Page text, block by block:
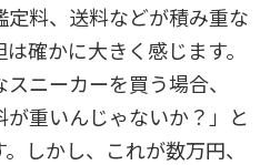
料、送料などが積み重な
確かに大きく感じます。
ニーカーを買う場合、
が重いんじゃないか？」と
しかし、これが数万円、